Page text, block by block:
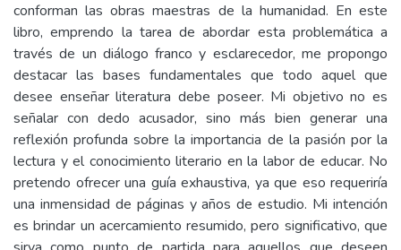
conforman las obras maestras de la humanidad. En este
libro, emprendo la tarea de abordar esta problemática a
través de un diálogo franco y esclarecedor, me propongo
destacar las bases fundamentales que todo aquel que
desee enseñar literatura debe poseer. Mi objetivo no es
señalar con dedo acusador, sino más bien generar una
reflexión profunda sobre la importancia de la pasión por la
lectura y el conocimiento literario en la labor de educar. No
pretendo ofrecer una guía exhaustiva, ya que eso requeriría
una inmensidad de páginas y años de estudio. Mi intención
es brindar un acercamiento resumido, pero significativo, que